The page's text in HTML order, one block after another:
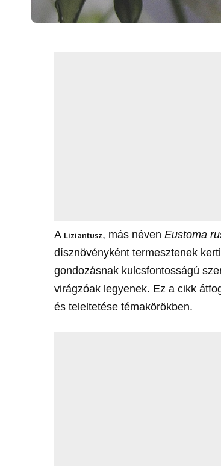
A Liziantusz, más névenEustoma
dísznövényként termesztenek
gondozásnak kulcsfontosságú
virágzóak legyenek. Ez a cikk
és teleltetése témakörökben.